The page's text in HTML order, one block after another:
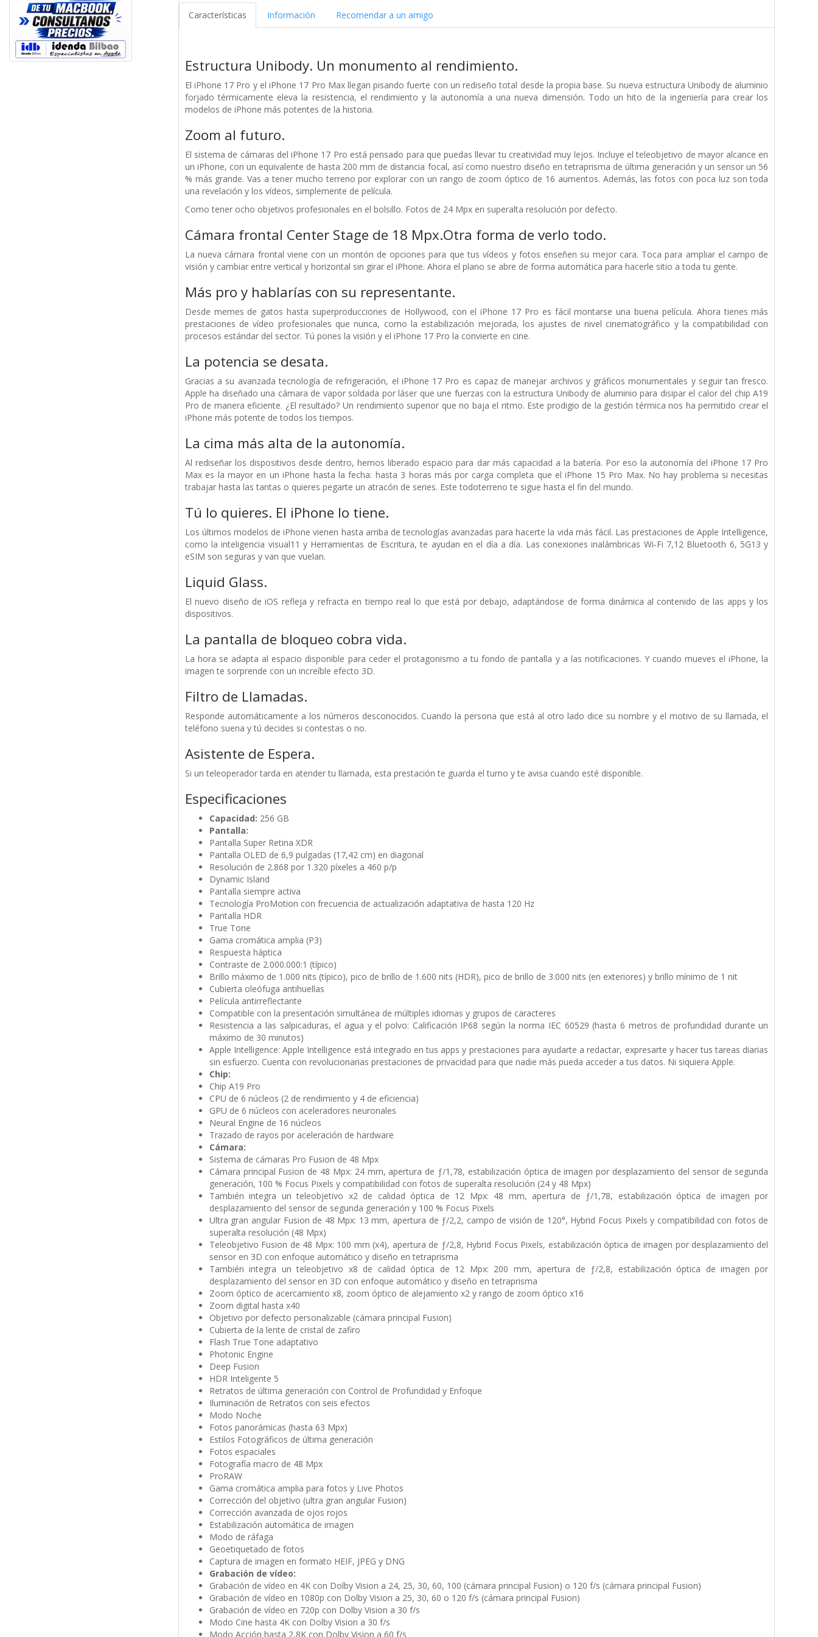
Características Información Recomendar a un amigo
Estructura Unibody. Un monumento al rendimiento.
El iPhone 17 Pro y el iPhone 17 Pro Max llegan pisando fuerte con un rediseño total desde la propia base. Su nueva estructura Unibody de aluminio
forjado térmicamente eleva la resistencia, el rendimiento y la autonomía a una nueva dimensión. Todo un hito de la ingeniería para crear los
modelos de iPhone más potentes de la historia.
Zoom al futuro.
El sistema de cámaras del iPhone 17 Pro está pensado para que puedas llevar tu creatividad muy lejos. Incluye el teleobjetivo de mayor alcance en
un iPhone, con un equivalente de hasta 200 mm de distancia focal, así como nuestro diseño en tetraprisma de última generación y un sensor un 56
% más grande. Vas a tener mucho terreno por explorar con un rango de zoom óptico de 16 aumentos. Además, las fotos con poca luz son toda
una revelación y los vídeos, simplemente de película.
Como tener ocho objetivos profesionales en el bolsillo. Fotos de 24 Mpx en superalta resolución por defecto.
Cámara frontal Center Stage de 18 Mpx.Otra forma de verlo todo.
La nueva cámara frontal viene con un montón de opciones para que tus vídeos y fotos enseñen su mejor cara. Toca para ampliar el campo de
visión y cambiar entre vertical y horizontal sin girar el iPhone. Ahora el plano se abre de forma automática para hacerle sitio a toda tu gente.
Más pro y hablarías con su representante.
Desde memes de gatos hasta superproducciones de Hollywood, con el iPhone 17 Pro es fácil montarse una buena película. Ahora tienes más
prestaciones de vídeo profesionales que nunca, como la estabilización mejorada, los ajustes de nivel cinematográfico y la compatibilidad con
procesos estándar del sector. Tú pones la visión y el iPhone 17 Pro la convierte en cine.
La potencia se desata.
Gracias a su avanzada tecnología de refrigeración, el iPhone 17 Pro es capaz de manejar archivos y gráficos monumentales y seguir tan fresco.
Apple ha diseñado una cámara de vapor soldada por láser que une fuerzas con la estructura Unibody de aluminio para disipar el calor del chip A19
Pro de manera eficiente. ¿El resultado? Un rendimiento superior que no baja el ritmo. Este prodigio de la gestión térmica nos ha permitido crear el
iPhone más potente de todos los tiempos.
La cima más alta de la autonomía.
Al rediseñar los dispositivos desde dentro, hemos liberado espacio para dar más capacidad a la batería. Por eso la autonomía del iPhone 17 Pro
Max es la mayor en un iPhone hasta la fecha: hasta 3 horas más por carga completa que el iPhone 15 Pro Max. No hay problema si necesitas
trabajar hasta las tantas o quieres pegarte un atracón de series. Este todoterreno te sigue hasta el fin del mundo.
Tú lo quieres. El iPhone lo tiene.
Los últimos modelos de iPhone vienen hasta arriba de tecnologías avanzadas para hacerte la vida más fácil. Las prestaciones de Apple Intelligence,
como la inteligencia visual11 y Herramientas de Escritura, te ayudan en el día a día. Las conexiones inalámbricas Wi‑Fi 7,12 Bluetooth 6, 5G13 y
eSIM son seguras y van que vuelan.
Liquid Glass.
El nuevo diseño de iOS refleja y refracta en tiempo real lo que está por debajo, adaptándose de forma dinámica al contenido de las apps y los
dispositivos.
La pantalla de bloqueo cobra vida.
La hora se adapta al espacio disponible para ceder el protagonismo a tu fondo de pantalla y a las notificaciones. Y cuando mueves el iPhone, la
imagen te sorprende con un increíble efecto 3D.
Filtro de Llamadas.
Responde automáticamente a los números desconocidos. Cuando la persona que está al otro lado dice su nombre y el motivo de su llamada, el
teléfono suena y tú decides si contestas o no.
Asistente de Espera.
Si un teleoperador tarda en atender tu llamada, esta prestación te guarda el turno y te avisa cuando esté disponible.
Especificaciones
Capacidad: 256 GB
Pantalla:
Pantalla Super Retina XDR
Pantalla OLED de 6,9 pulgadas (17,42 cm) en diagonal
Resolución de 2.868 por 1.320 píxeles a 460 p/p
Dynamic Island
Pantalla siempre activa
Tecnología ProMotion con frecuencia de actualización adaptativa de hasta 120 Hz
Pantalla HDR
True Tone
Gama cromática amplia (P3)
Respuesta háptica
Contraste de 2.000.000:1 (típico)
Brillo máximo de 1.000 nits (típico), pico de brillo de 1.600 nits (HDR), pico de brillo de 3.000 nits (en exteriores) y brillo mínimo de 1 nit
Cubierta oleófuga antihuellas
Película antirreflectante
Compatible con la presentación simultánea de múltiples idiomas y grupos de caracteres
Resistencia a las salpicaduras, el agua y el polvo: Calificación IP68 según la norma IEC 60529 (hasta 6 metros de profundidad durante un
máximo de 30 minutos)
Apple Intelligence:Apple Intelligence está integrado en tus apps y prestaciones para ayudarte a redactar, expresarte y hacer tus tareas diarias
sin esfuerzo. Cuenta con revolucionarias prestaciones de privacidad para que nadie más pueda acceder a tus datos. Ni siquiera Apple.
Chip:
Chip A19 Pro
CPU de 6 núcleos (2 de rendi­miento y 4 de eficiencia)
GPU de 6 núcleos con aceleradores neuronales
Neural Engine de 16 núcleos
Trazado de rayos por aceleración de hardware
Cámara:
Sistema de cámaras Pro Fusion de 48 Mpx
Cámara principal Fusion de 48 Mpx: 24 mm, apertura de ƒ/1,78, estabilización óptica de imagen por desplazamiento del sensor de segunda
generación, 100 % Focus Pixels y compati­bilidad con fotos de superalta resolución (24 y 48 Mpx)
También integra un teleobjetivo x2 de calidad óptica de 12 Mpx: 48 mm, apertura de ƒ/1,78, estabilización óptica de imagen por
desplazamiento del sensor de segunda generación y 100 % Focus Pixels
Ultra gran angular Fusion de 48 Mpx: 13 mm, apertura de ƒ/2,2, campo de visión de 120°, Hybrid Focus Pixels y compati­bilidad con fotos de
superalta resolución (48 Mpx)
Teleobjetivo Fusion de 48 Mpx: 100 mm (x4), apertura de ƒ/2,8, Hybrid Focus Pixels, estabilización óptica de imagen por desplazamiento del
sensor en 3D con enfoque automático y diseño en tetraprisma
También integra un teleobjetivo x8 de calidad óptica de 12 Mpx: 200 mm, apertura de ƒ/2,8, estabilización óptica de imagen por
desplazamiento del sensor en 3D con enfoque automático y diseño en tetraprisma
Zoom óptico de acercamiento x8, zoom óptico de alejamiento x2 y rango de zoom óptico x16
Zoom digital hasta x40
Objetivo por defecto personalizable (cámara principal Fusion)
Cubierta de la lente de cristal de zafiro
Flash True Tone adaptativo
Photonic Engine
Deep Fusion
HDR Inteligente 5
Retratos de última generación con Control de Profundidad y Enfoque
Iluminación de Retratos con seis efectos
Modo Noche
Fotos panorámicas (hasta 63 Mpx)
Estilos Fotográficos de última generación
Fotos espaciales
Fotografía macro de 48 Mpx
ProRAW
Gama cromática amplia para fotos y Live Photos
Corrección del objetivo (ultra gran angular Fusion)
Corrección avanzada de ojos rojos
Estabili­zación automática de imagen
Modo de ráfaga
Geoetiquetado de fotos
Captura de imagen en formato HEIF, JPEG y DNG
Grabación de vídeo:
Grabación de vídeo en 4K con Dolby Vision a 24, 25, 30, 60, 100 (cámara principal Fusion) o 120 f/s (cámara principal Fusion)
Grabación de vídeo en 1080p con Dolby Vision a 25, 30, 60 o 120 f/s (cámara principal Fusion)
Grabación de vídeo en 720p con Dolby Vision a 30 f/s
Modo Cine hasta 4K con Dolby Vision a 30 f/s
Modo Acción hasta 2,8K con Dolby Vision a 60 f/s